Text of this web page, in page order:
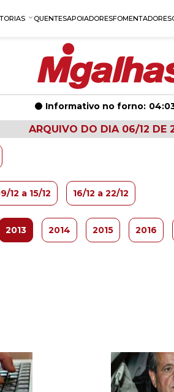
QUENTESAPOIADORESFOMENTADORES
Informativo no forno:
ARQUIVO DO DIA 06/12 DE
12 a 15/12 16/12 a 22/12
2013 2014 2015 2016